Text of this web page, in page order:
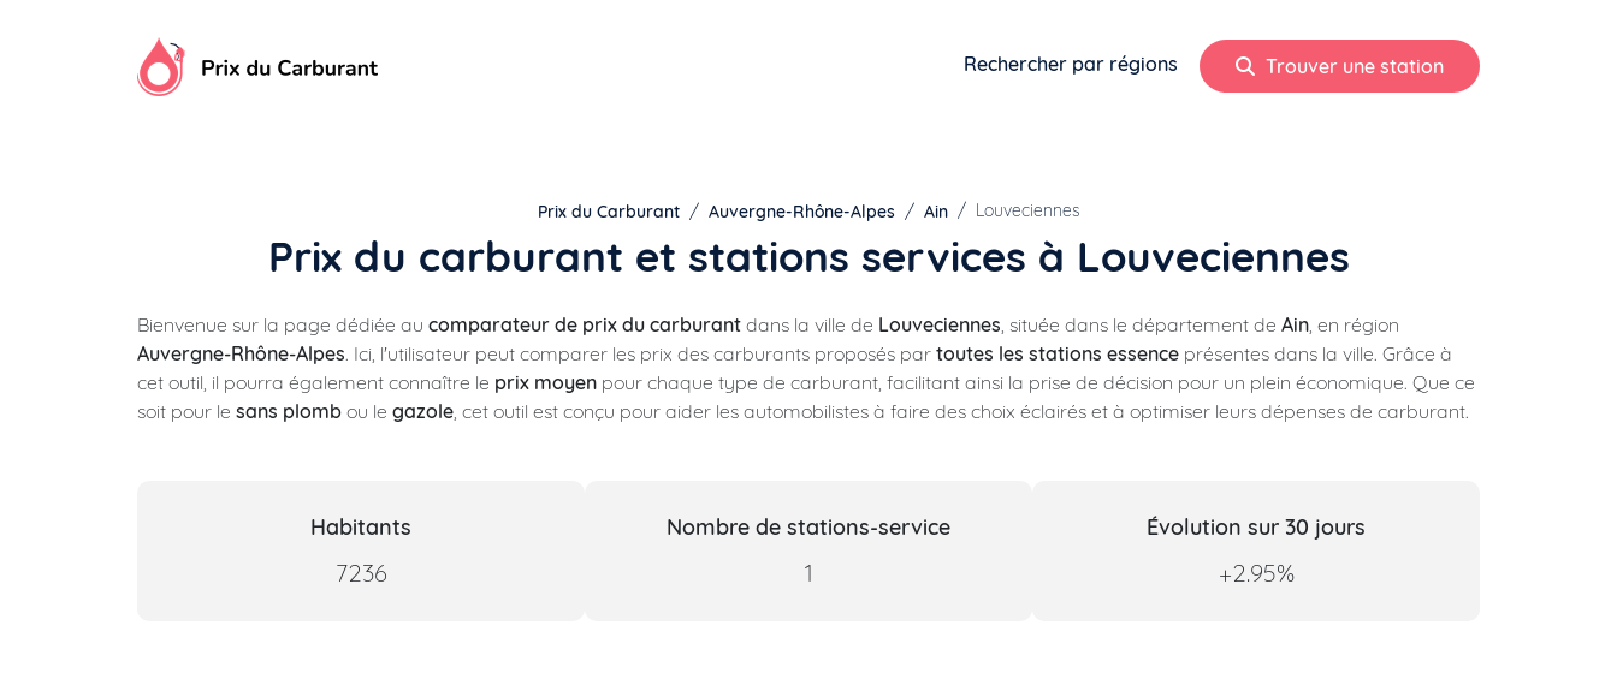
Rechercher par régions Trouver une station
Prix du Carburant Auvergne-Rhône-Alpes Ain Louveciennes
Prix du carburant et stations services à Louveciennes
Bienvenue sur la page dédiée au comparateur de prix du carburant dans la ville de Louveciennes, située dans le département de Ain, en région
Auvergne-Rhône-Alpes. Ici, l'utilisateur peut comparer les prix des carburants proposés par toutes les stations essence présentes dans la ville. Grâce à
cet outil, il pourra également connaître le prix moyen pour chaque type de carburant, facilitant ainsi la prise de décision pour un plein économique. Que ce
soit pour le sans plomb ou le gazole, cet outil est conçu pour aider les automobilistes à faire des choix éclairés et à optimiser leurs dépenses de carburant.
Habitants
7236
Nombre de stations-service
1
Évolution sur 30 jours
+2.95%